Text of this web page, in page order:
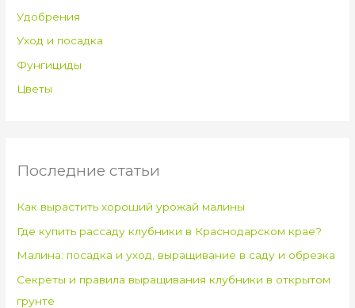
Удобрения
Уход и посадка
Фунгициды
Цветы
Последние статьи
Как вырастить хороший урожай малины
Где купить рассаду клубники в Краснодарском крае?
Малина: посадка и уход, выращивание в саду и обрезка
Секреты и правила выращивания клубники в открытом
грунте